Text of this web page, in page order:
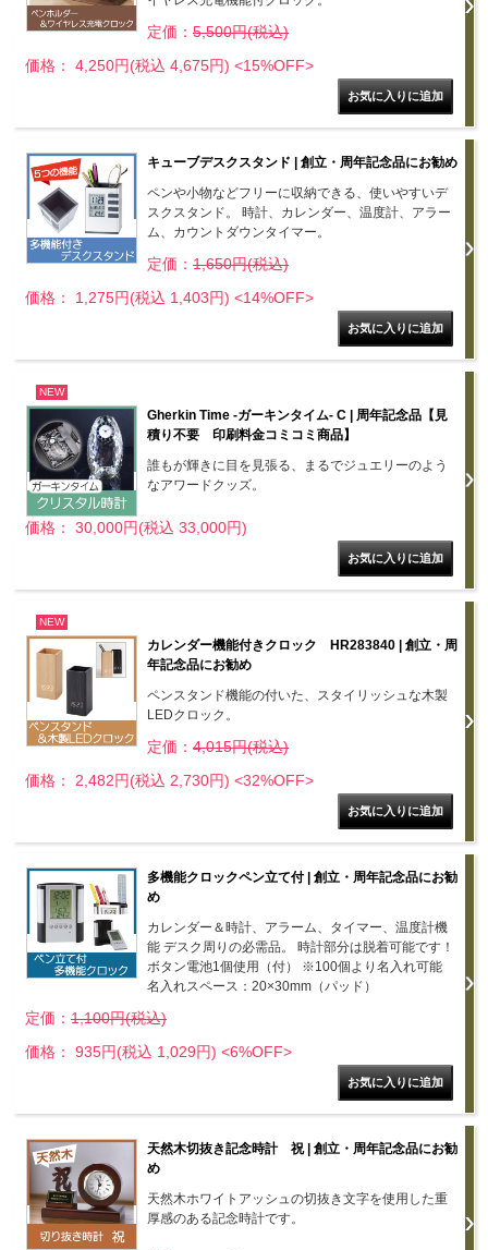
定価： 5,500円(税込)
価格： 4,250円(税込 4,675円) <15%OFF>
キューブデスクスタンド | 創立・周年記念品にお勧め
ペンや小物などフリーに収納できる、使いやすいデ
スクスタンド。 時計、カレンダー、温度計、アラー
ム、カウントダウンタイマー。
定価： 1,650円(税込)
価格： 1,275円(税込 1,403円) <14%OFF>
NEW
Gherkin Time -ガーキンタイム- C | 周年記念品【見
積り不要 印刷料金コミコミ商品】
誰もが輝きに目を見張る、まるでジュエリーのよう
なアワードクッズ。
価格： 30,000円(税込 33,000円)
NEW
カレンダー機能付きクロック HR283840 | 創立・周
年記念品にお勧め
ペンスタンド機能の付いた、スタイリッシュな木製
LEDクロック。
定価： 4,015円(税込)
価格： 2,482円(税込 2,730円) <32%OFF>
多機能クロックペン立て付 | 創立・周年記念品にお勧
め
カレンダー＆時計、アラーム、タイマー、温度計機
能 デスク周りの必需品。 時計部分は脱着可能です！
ボタン電池1個使用（付） ※100個より名入れ可能
名入れスペース：20×30mm（パッド）
定価： 1,100円(税込)
価格： 935円(税込 1,029円) <6%OFF>
天然木切抜き記念時計 祝 | 創立・周年記念品にお勧
め
天然木ホワイトアッシュの切抜き文字を使用した重
厚感のある記念時計です。